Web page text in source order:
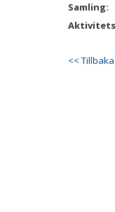
Samling:
<< Tillbaka